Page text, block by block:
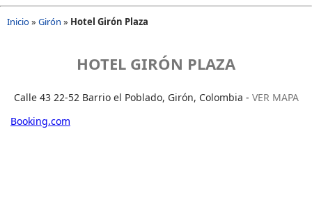
Inicio» Girón » Hotel Girón Plaza
HOTEL GIRÓN PLAZA
Calle 43 22-52 Barrio el Poblado, Girón, Colombia - VER MAPA
Booking.com